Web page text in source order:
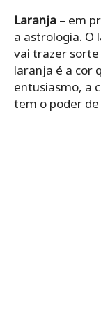
Laranja – em
a astrologia. O
vai trazer sorte
laranja é a cor
entusiasmo, a
tem o poder